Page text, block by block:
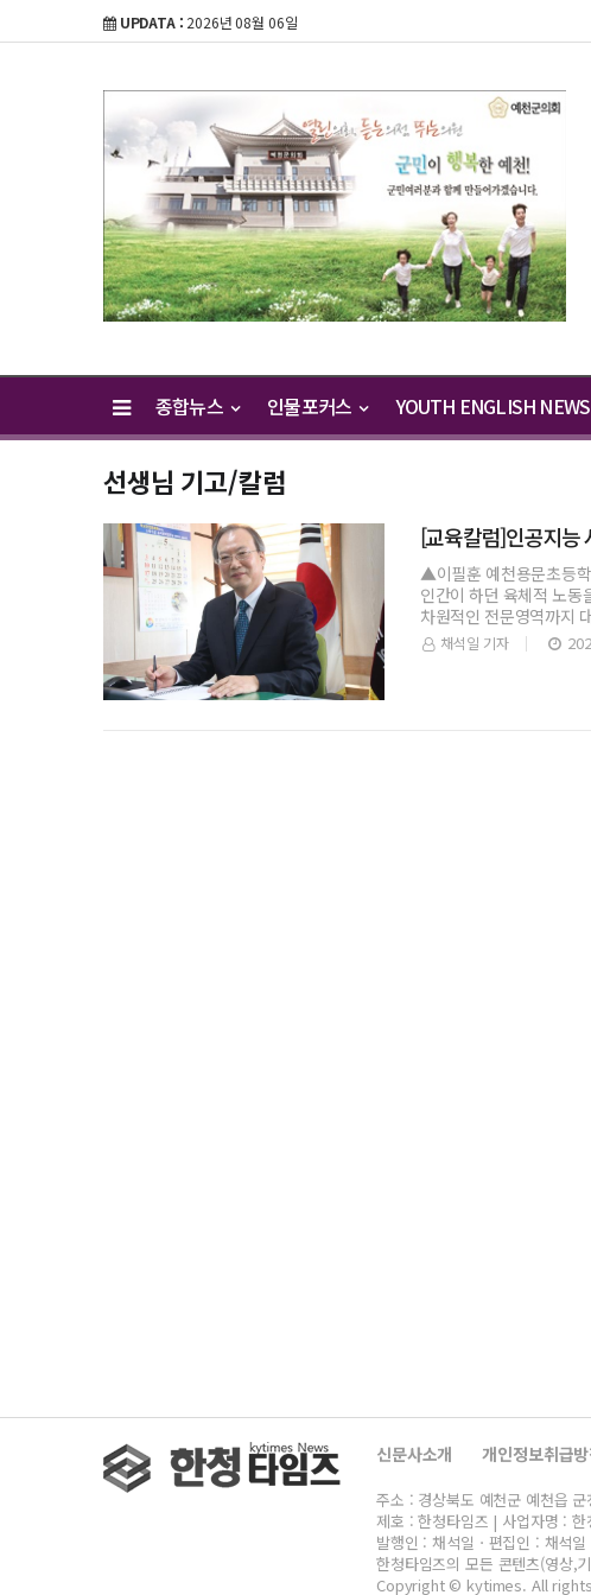
UPDATA : 2026년 08월 06일
종합뉴스 인물포커스 YOUTH ENGLISH NEWS
선생님 기고/칼럼
[교육칼럼]인공지능
▲이필훈 예천용문초등
인간이 하던 육체적 노
채석일 기자
신문사소개 개인정보취급
주소 : 경상북도 예천군 예천읍
제호 : 한청타임즈 | 사업자명 :
발행인 : 채석일ㆍ편집인 : 채석
한청타임즈의 모든 콘텐츠(영상,
Copyright © kytimes. All